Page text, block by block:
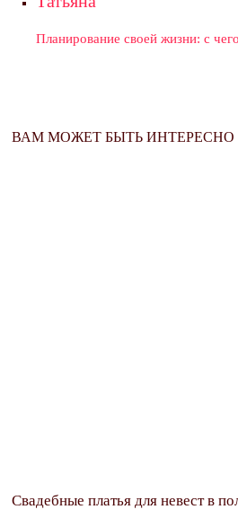
Планирование своей жизни: с
ВАМ МОЖЕТ БЫТЬ ИНТЕРЕСНО
Свадебные платья для невест в